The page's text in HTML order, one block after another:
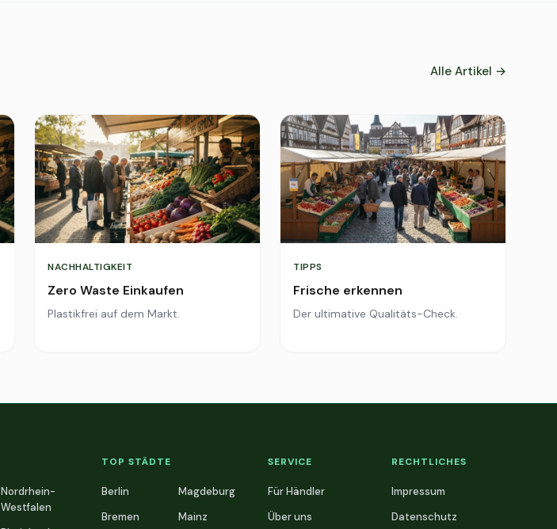
Alle Artikel →
NACHHALTIGKEIT
Zero Waste Einkaufen
Plastikfrei auf dem Markt.
TIPPS
Frische erkennen
Der ultimative Qualitäts-Check.
Nordrhein-
Westfalen
TOP STÄDTE
Berlin
Bremen
Magdeburg
Mainz
SERVICE
Für Händler
Über uns
RECHTLICHES
Impressum
Datenschutz